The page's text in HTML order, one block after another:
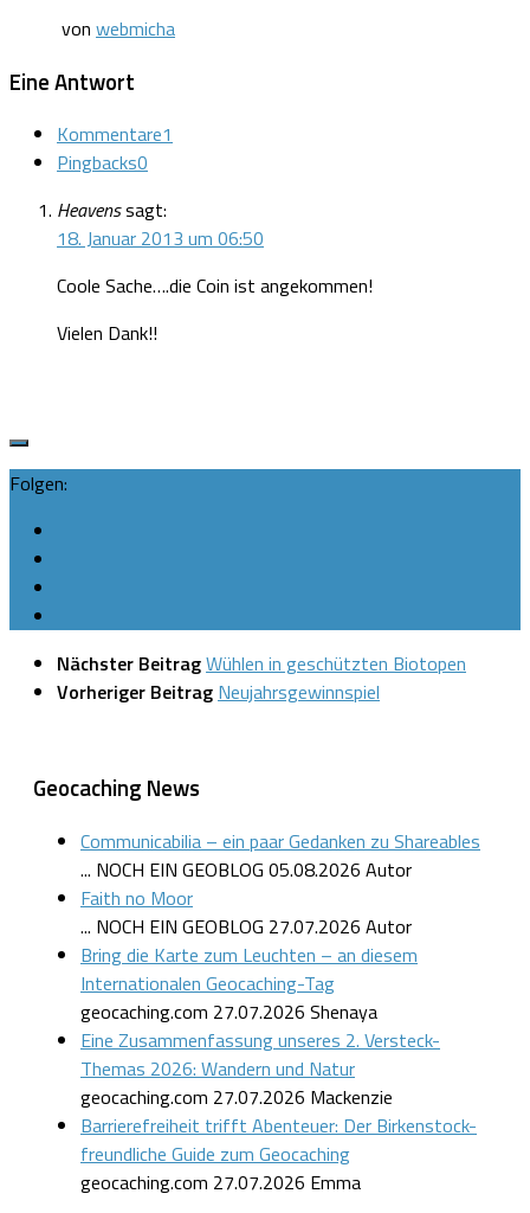
von webmicha
Eine Antwort
Kommentare1
Pingbacks0
Heavenssagt:
18. Januar 2013 um 06:50
Coole Sache….die Coin ist angekommen!
Vielen Dank!!
Folgen:
Nächster BeitragWühlen in geschützten Biotopen
Vorheriger Beitrag Neujahrsgewinnspiel
Geocaching News
Communicabilia – ein paar Gedanken zu Shareables
... NOCH EIN GEOBLOG 05.08.2026 Autor
Faith no Moor
... NOCH EIN GEOBLOG 27.07.2026 Autor
Bring die Karte zum Leuchten – an diesem
Internationalen Geocaching-Tag
geocaching.com 27.07.2026 Shenaya
Eine Zusammenfassung unseres 2. Versteck-
Themas 2026: Wandern und Natur
geocaching.com 27.07.2026 Mackenzie
Barrierefreiheit trifft Abenteuer: Der Birkenstock-
freundliche Guide zum Geocaching
geocaching.com 27.07.2026 Emma